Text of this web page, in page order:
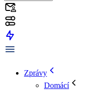
Zprávy
Domácí